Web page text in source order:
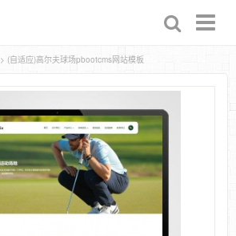
> (自适应)高尔夫球场pbootcms网站模板